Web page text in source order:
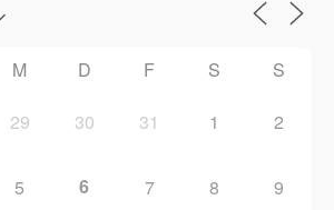
M D F S S
29 30 31 1 2
5 6 7 8 9